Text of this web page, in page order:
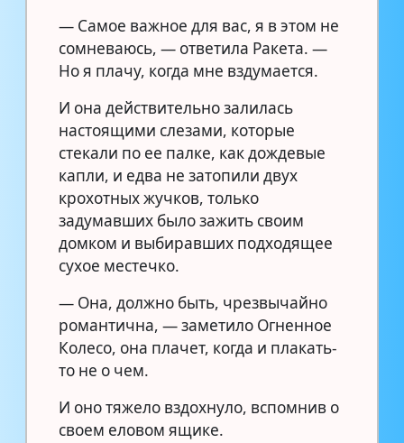
— Самое важное для вас, я в этом не
сомневаюсь, — ответила Ракета. —
Но я плачу, когда мне вздумается.
И она действительно залилась
настоящими слезами, которые
стекали по ее палке, как дождевые
капли, и едва не затопили двух
крохотных жучков, только
задумавших было зажить своим
домком и выбиравших подходящее
сухое местечко.
— Она, должно быть, чрезвычайно
романтична, — заметило Огненное
Колесо, она плачет, когда и плакать-
то не о чем.
И оно тяжело вздохнуло, вспомнив о
своем еловом ящике.